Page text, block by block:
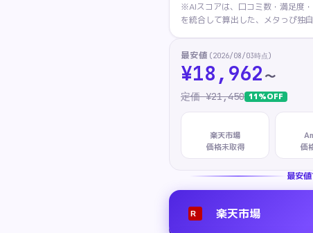
※AIスコアは、口コミ数・満足度
を統合して算出した、メタっぴ独
最安値 (2026/08/03時点)
¥18,962 〜
定価 ¥21,450 11%OFF
楽天市場
価格未取得
価
最安
R 楽天市場